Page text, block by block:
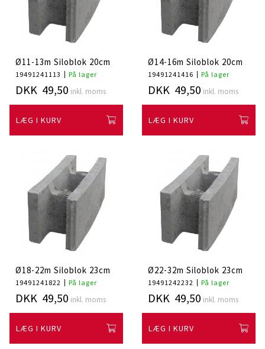
Ø11-13m Siloblok 20cm
19491241113 På lager
DKK 49,50 inkl. moms
LÆG I KURV
Ø14-16m Siloblok 20cm
19491241416 På lager
DKK 49,50 inkl. moms
LÆG I KURV
Ø18-22m Siloblok 23cm
19491241822 På lager
DKK 49,50 inkl. moms
LÆG I KURV
Ø22-32m Siloblok 23cm
19491242232 På lager
DKK 49,50 inkl. moms
LÆG I KURV